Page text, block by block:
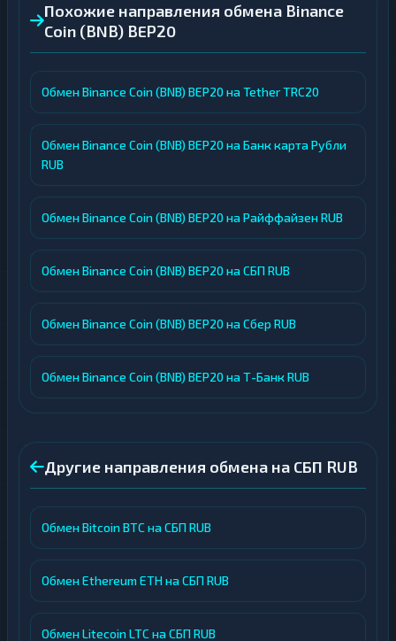
Похожие направления обмена Binance
Coin (BNB) BEP20
Обмен Binance Coin (BNB) BEP20 на Tether TRC20
Обмен Binance Coin (BNB) BEP20 на Банк карта Рубли
RUB
Обмен Binance Coin (BNB) BEP20 на Райффайзен RUB
Обмен Binance Coin (BNB) BEP20 на СБП RUB
Обмен Binance Coin (BNB) BEP20 на Сбер RUB
Обмен Binance Coin (BNB) BEP20 на Т-Банк RUB
Другие направления обмена на СБП RUB
Обмен Bitcoin BTC на СБП RUB
Обмен Ethereum ETH на СБП RUB
Обмен Litecoin LTC на СБП RUB